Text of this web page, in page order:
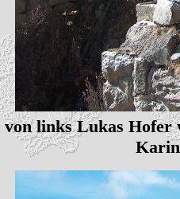
von links Lukas Hofer